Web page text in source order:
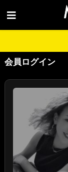
会員ログイン